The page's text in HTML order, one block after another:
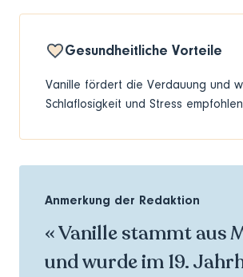
Gesundheitliche Vorteile
Vanille fördert die Verdauung und
Schlaflosigkeit und Stress
Anmerkung der Redaktion
« Vanille stammt aus
und wurde im 19.